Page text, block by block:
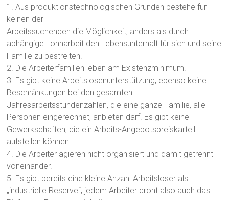
1. Aus produktionstechnologischen Gründen bestehe für
keinen der
Arbeitssuchenden die Möglichkeit, anders als durch
abhängige Lohnarbeit den Lebensunterhalt für sich und seine
Familie zu bestreiten.
2. Die Arbeiterfamilien leben am Existenzminimum.
3. Es gibt keine Arbeitslosenunterstützung, ebenso keine
Beschränkungen bei den gesamten
Jahresarbeitsstundenzahlen, die eine ganze Familie, alle
Personen eingerechnet, anbieten darf. Es gibt keine
Gewerkschaften, die ein Arbeits-Angebotspreiskartell
aufstellen können.
4. Die Arbeiter agieren nicht organisiert und damit getrennt
voneinander.
5. Es gibt bereits eine kleine Anzahl Arbeitsloser als
„industrielle Reserve“, jedem Arbeiter droht also auch das